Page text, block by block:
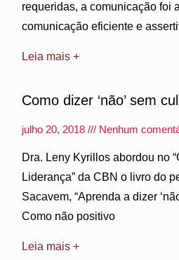
requeridas, a comunicação foi
comunicação eficiente e
Leia mais +
Como dizer ‘não’ sem
julho 20, 2018 Nenhum
Dra. Leny Kyrillos abordou no
Liderança” da CBN o livro do
Sacavem, “Aprenda a dizer
Como não positivo
Leia mais +